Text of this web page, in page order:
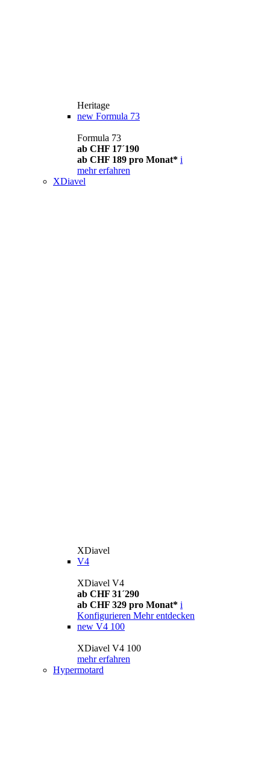
Heritage
new Formula 73
Formula 73
ab CHF 17´190
ab CHF 189 pro Monat* i
mehr erfahren
XDiavel
XDiavel
V4
XDiavel V4
ab CHF 31´290
ab CHF 329 pro Monat* i
Konfigurieren Mehr entdecken
new V4 100
XDiavel V4 100
mehr erfahren
Hypermotard